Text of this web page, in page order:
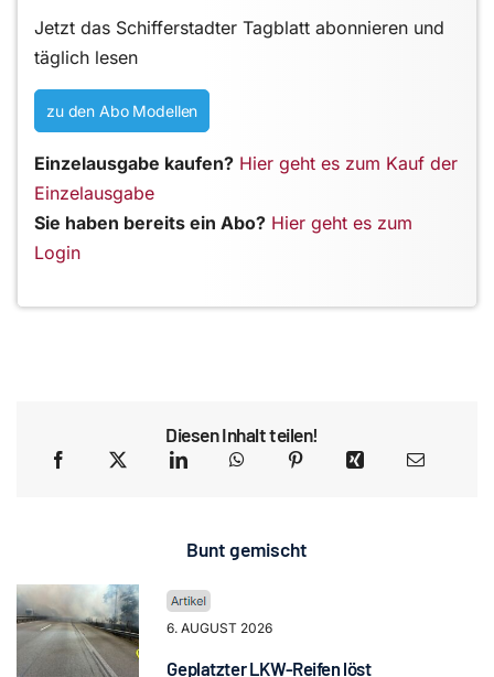
Jetzt das Schifferstadter Tagblatt abonnieren und
täglich lesen
zu den Abo Modellen
Einzelausgabe kaufen? Hier geht es zum Kauf der
Einzelausgabe
Sie haben bereits ein Abo? Hier geht es zum
Login
Diesen Inhalt teilen!
Bunt gemischt
6. AUGUST 2026
Geplatzter LKW-Reifen löst